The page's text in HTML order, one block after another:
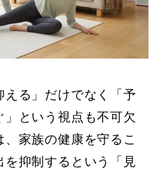
る」だけでなく「予
という視点も不可欠
家族の健康を守るこ
を抑制するという「見